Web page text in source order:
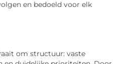
en bedoeld voor elk
om structuur: vaste